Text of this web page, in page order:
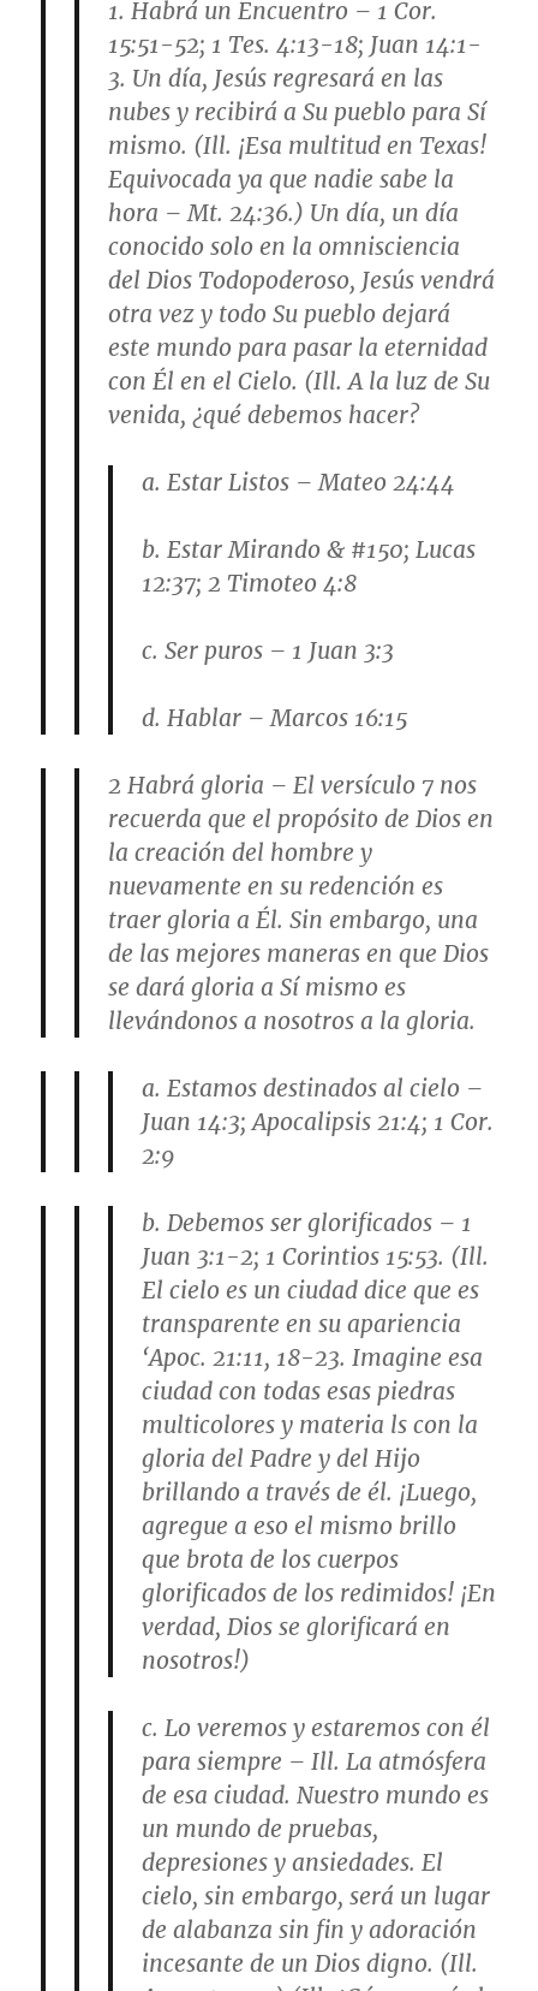
1. Habrá un Encuentro – 1 Cor.
15:51-52; 1 Tes. 4:13-18; Juan 14:1-
3. Un día, Jesús regresará en las
nubes y recibirá a Su pueblo para Sí
mismo. (Ill. ¡Esa multitud en Texas!
Equivocada ya que nadie sabe la
hora – Mt. 24:36.) Un día, un día
conocido solo en la omnisciencia
del Dios Todopoderoso, Jesús vendrá
otra vez y todo Su pueblo dejará
este mundo para pasar la eternidad
con Él en el Cielo. (Ill. A la luz de Su
venida, ¿qué debemos hacer?
a. Estar Listos – Mateo 24:44
b. Estar Mirando & #150; Lucas
12:37; 2 Timoteo 4:8
c. Ser puros – 1 Juan 3:3
d. Hablar – Marcos 16:15
2 Habrá gloria – El versículo 7 nos
recuerda que el propósito de Dios en
la creación del hombre y
nuevamente en su redención es
traer gloria a Él. Sin embargo, una
de las mejores maneras en que Dios
se dará gloria a Sí mismo es
llevándonos a nosotros a la gloria.
a. Estamos destinados al cielo –
Juan 14:3; Apocalipsis 21:4; 1 Cor.
2:9
b. Debemos ser glorificados – 1
Juan 3:1-2; 1 Corintios 15:53. (Ill.
El cielo es un ciudad dice que es
transparente en su apariencia
‘Apoc. 21:11, 18-23. Imagine esa
ciudad con todas esas piedras
multicolores y materia ls con la
gloria del Padre y del Hijo
brillando a través de él. ¡Luego,
agregue a eso el mismo brillo
que brota de los cuerpos
glorificados de los redimidos! ¡En
verdad, Dios se glorificará en
nosotros!)
c. Lo veremos y estaremos con él
para siempre – Ill. La atmósfera
de esa ciudad. Nuestro mundo es
un mundo de pruebas,
depresiones y ansiedades. El
cielo, sin embargo, será un lugar
de alabanza sin fin y adoración
incesante de un Dios digno. (Ill.